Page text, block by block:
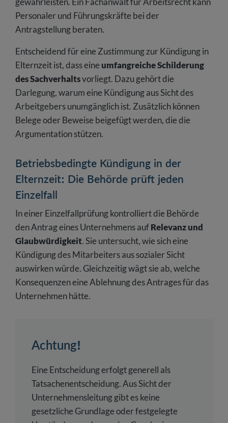
Personaler und Führungskräfte bei der
Antragstellung beraten.
Entscheidend für eine Zustimmung zur Kündigung in
Elternzeit ist, dass eine umfangreiche Schilderung
des Sachverhaltsvorliegt. Dazu gehört die
Darlegung, warum eine Kündigung aus Sicht des
Arbeitgebers unumgänglich ist. Zusätzlich können
Belege oder Beweise beigefügt werden, die die
Argumentation stützen.
Betriebsbedingte Kündigung in der
Elternzeit: Die Behörde prüft jeden
Einzelfall
In einer Einzelfallprüfung kontrolliert die Behörde
den Antrag eines Unternehmens aufRelevanz und
Glaubwürdigkeit. Sie untersucht, wie sich eine
Kündigung des Mitarbeiters aus sozialer Sicht
auswirken würde. Gleichzeitig wägt sie ab, welche
Konsequenzen eine Ablehnung des Antrages für das
Unternehmen hätte.
Achtung!
Eine Entscheidung erfolgt generell als
Tatsachenentscheidung. Aus Sicht der
Unternehmensleitung gibt es keine
gesetzliche Grundlage oder festgelegte